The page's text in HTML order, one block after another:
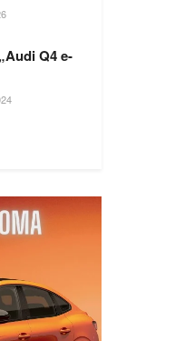
Q4 e-